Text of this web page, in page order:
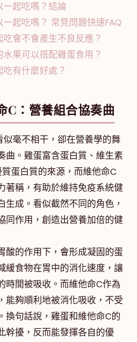
起吃嗎？結論
起吃嗎？ 常見問題快速FAQ
會不會產生不良反應？
果可以搭配雞蛋食用？
有什麼好處？
C：營養組合協奏曲
毫不相干，卻在營養學的舞
曲。雞蛋富含蛋白質、維生素
蛋白質的來源，而維他命C
著稱，有助於維持免疫系統健
生成。看似截然不同的角色，
同作用，創造出營養加倍的健
酸的作用下，會形成凝固的蛋
緩食物在胃中的消化速度，讓
時間被吸收。而維他命C作為
能夠順利地被消化吸收，不受
換句話說，雞蛋和維他命C的
幹擾，反而能發揮各自的優